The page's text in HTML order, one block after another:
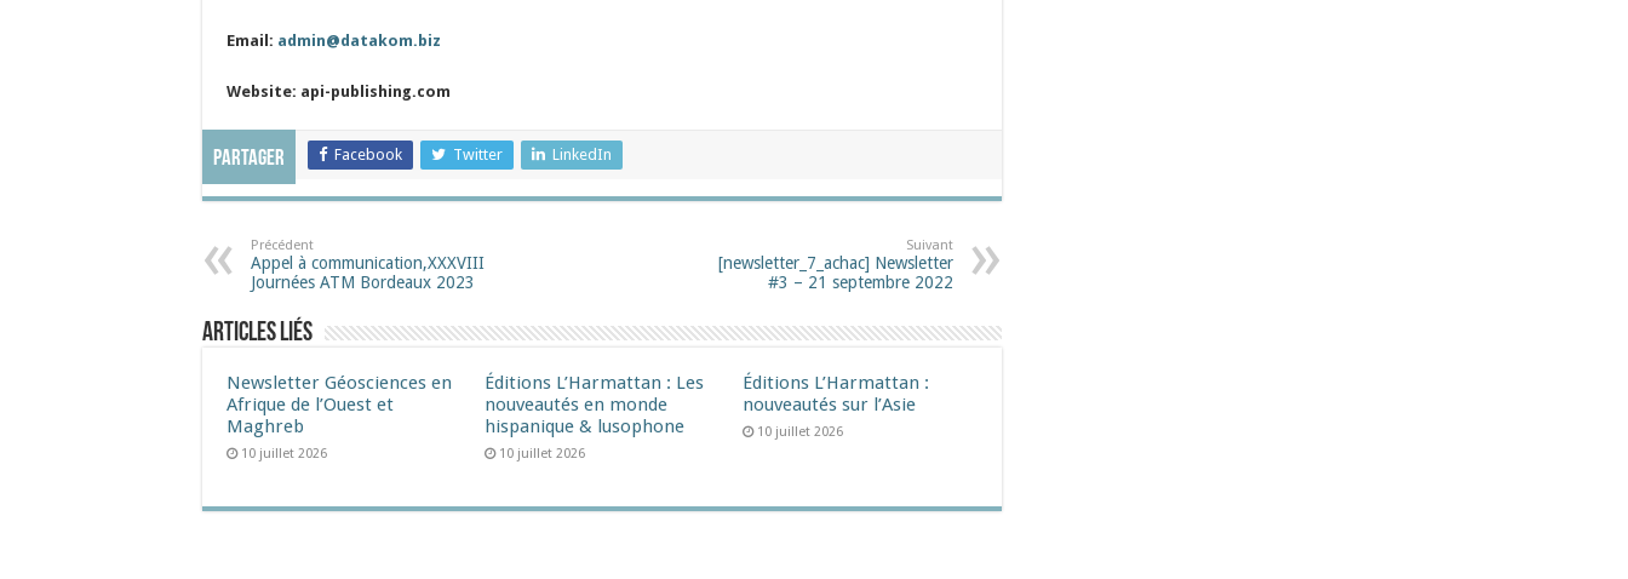
Email: admin@datakom.biz
Website: api-publishing.com
Partager Facebook Twitter LinkedIn
Précédent
Appel à communication,XXXVIII
Journées ATM Bordeaux 2023
Suivant
[newsletter_7_achac] Newsletter
#3 – 21 septembre 2022
Articles liés
Newsletter Géosciences en
Afrique de l’Ouest et
Maghreb
10 juillet 2026
Éditions L’Harmattan : Les
nouveautés en monde
hispanique & lusophone
10 juillet 2026
Éditions L’Harmattan :
nouveautés sur l’Asie
10 juillet 2026